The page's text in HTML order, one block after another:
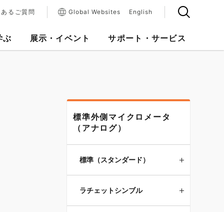
ぶ 展示・イベント サポート・サービス
るご質問 Global Websites English
標準外側マイクロメータ
（アナログ）
標準（スタンダード）
ラチェットシンブル